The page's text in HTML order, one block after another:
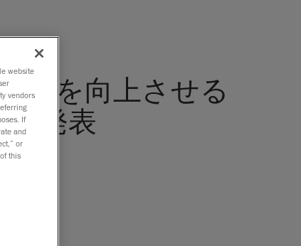
スを向上させる
を発表
ア
理工
website
vendors
If
and
or
this